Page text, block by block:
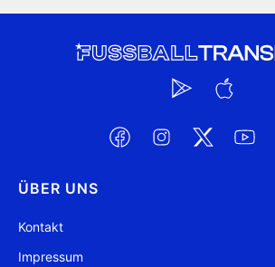
ÜBER UNS
Kontakt
Impressum